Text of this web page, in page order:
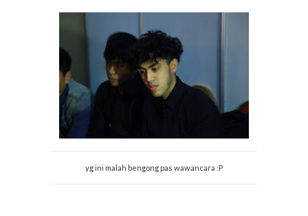
yg ini malah bengong pas wawancara :P